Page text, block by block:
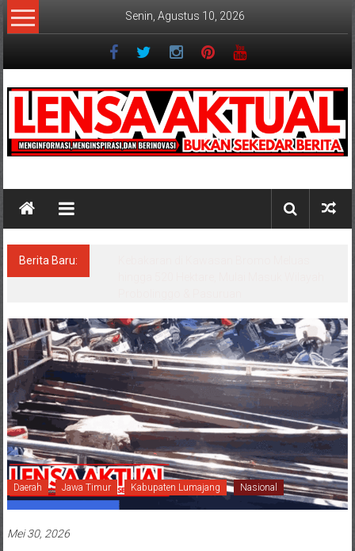
Lompat
ke
Senin, Agustus 10, 2026
Berita Baru:
Daerah Jawa Timur Kabupaten Lumajang Nasional
Mei 30, 2026